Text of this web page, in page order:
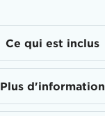
Ce qui est inclus
Plus d'information